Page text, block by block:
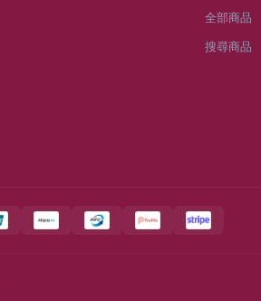
全部商品
搜尋商品